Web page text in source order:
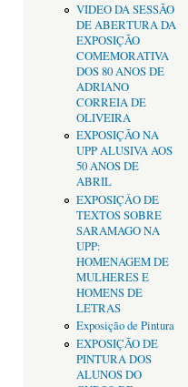
VIDEO DA SESSÃO
DE ABERTURA DA
EXPOSIÇÃO
COMEMORATIVA
DOS 80 ANOS DE
ADRIANO
CORREIA DE
OLIVEIRA
EXPOSIÇÃO NA
UPP ALUSIVA AOS
50 ANOS DE
ABRIL
EXPOSIÇÂO DE
TEXTOS SOBRE
SARAMAGO NA
UPP:
HOMENAGEM DE
MULHERES E
HOMENS DE
LETRAS
Exposição de Pintura
EXPOSIÇÃO DE
PINTURA DOS
ALUNOS DO